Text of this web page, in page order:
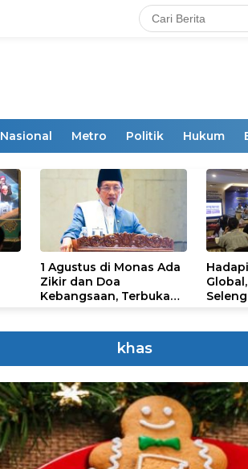
Nasional Metro Politik Hukum
1 Agustus di Monas Ada
Zikir dan Doa
Kebangsaan, Terbuka
khas